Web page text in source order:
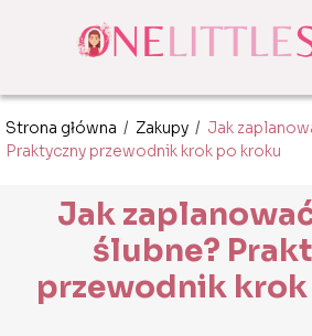
Strona główna / Zakupy / Jak
Praktyczny przewodnik krok po kroku
Jak
ślubne?
przewodnik